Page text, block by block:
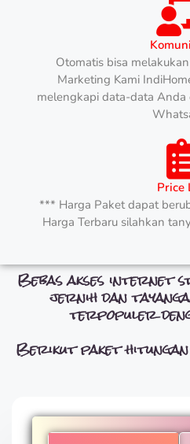
Otomatis bisa
Marketing Kami
melengkapi data-data
Price
*** Harga Paket dapat
Harga Terbaru silahkan
Bebas akses internet
jernih dan
terpopuler
Berikut paket